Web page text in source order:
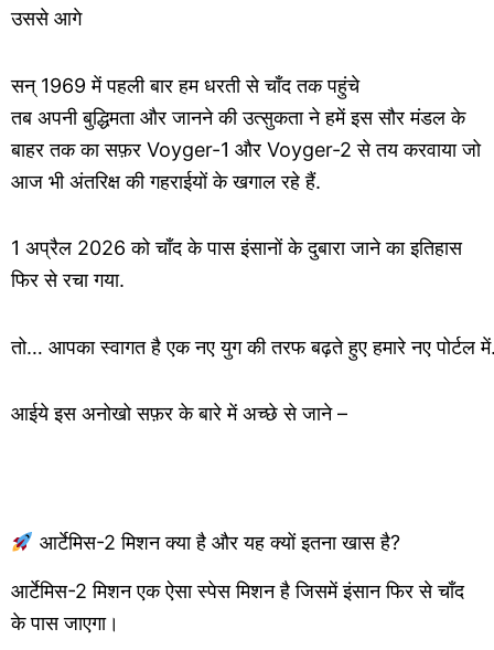
उससे आगे
सन् 1969 में पहली बार हम धरती से चाँद तक पहुंचे
तब अपनी बुद्धिमता और जानने की उत्सुकता ने हमें इस सौर मंडल के
बाहर तक का सफ़र Voyger-1 और Voyger-2 से तय करवाया जो
आज भी अंतरिक्ष की गहराईयों के खगाल रहे हैं.
1 अप्रैल 2026 को चाँद के पास इंसानों के दुबारा जाने का इतिहास
फिर से रचा गया.
तो… आपका स्वागत है एक नए युग की तरफ बढ़ते हुए हमारे नए
आईये इस अनोखो सफ़र के बारे में अच्छे से जाने –
आर्टेमिस-2 मिशन क्या है और यह क्यों इतना खास है?
आर्टेमिस-2 मिशन एक ऐसा स्पेस मिशन है जिसमें इंसान फिर से चाँद
के पास जाएगा।